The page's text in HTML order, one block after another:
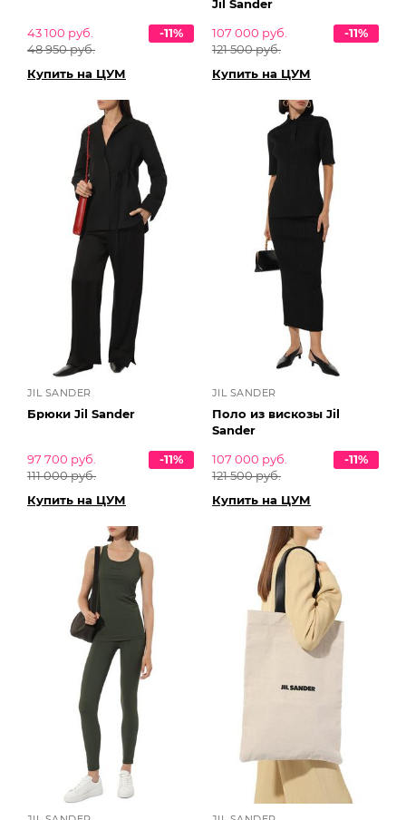
43 100 руб.
48 950 руб.
-11%
Купить на ЦУМ
Jil Sander
107 000 руб.
121 500 руб.
-11%
Купить на ЦУМ
JIL SANDER
Брюки Jil Sander
97 700 руб.
111 000 руб.
-11%
Купить на ЦУМ
JIL SANDER
Поло из вискозы Jil
Sander
107 000 руб.
121 500 руб.
-11%
Купить на ЦУМ